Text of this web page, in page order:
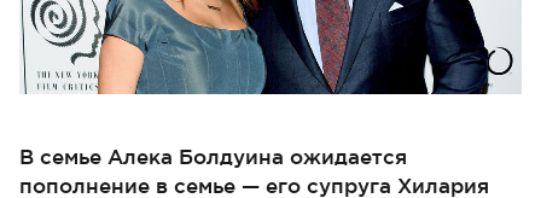
В семье Алека Болдуина ожидается
пополнение в семье — его супруга Хилария